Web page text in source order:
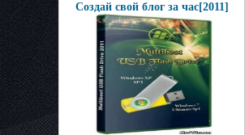
Создай свой блог за час[2011]